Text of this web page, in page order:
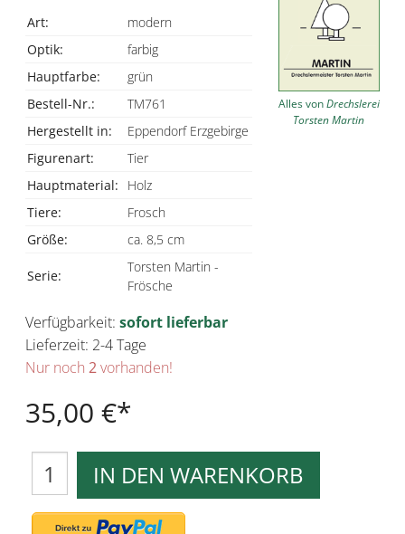
Art:
modern
Optik:
farbig
Hauptfarbe:
grün
Bestell-Nr.:
TM761
Hergestellt in:
Eppendorf Erzgebirge
Figurenart:
Tier
Hauptmaterial:
Holz
Tiere:
Frosch
Größe:
ca. 8,5 cm
Serie:
Torsten Martin -
Frösche
Alles vonDrechslerei
Torsten Martin
Verfügbarkeit: sofort lieferbar
Lieferzeit: 2-4 Tage
Nur noch 2vorhanden!
35,00 €
IN DEN WARENKORB